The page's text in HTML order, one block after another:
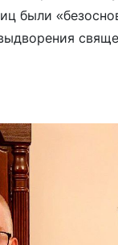
были